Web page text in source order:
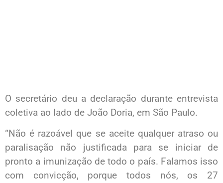
O secretário deu a declaração durante entrevista
coletiva ao lado de João Doria, em São Paulo.
“Não é razoável que se aceite qualquer atraso ou
paralisação não justificada para se iniciar de
pronto a imunização de todo o país. Falamos isso
com convicção, porque todos nós, os 27